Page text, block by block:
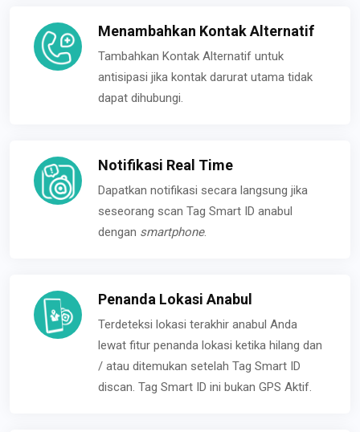
Menambahkan Kontak Alternatif
Tambahkan Kontak Alternatif untuk
antisipasi jika kontak darurat utama tidak
dapat dihubungi.
Notifikasi Real Time
Dapatkan notifikasi secara langsung jika
seseorang scan Tag Smart ID anabul
dengan smartphone.
Penanda Lokasi Anabul
Terdeteksi lokasi terakhir anabul Anda
lewat fitur penanda lokasi ketika hilang dan
/ atau ditemukan setelah Tag Smart ID
discan. Tag Smart ID ini bukan GPS Aktif.